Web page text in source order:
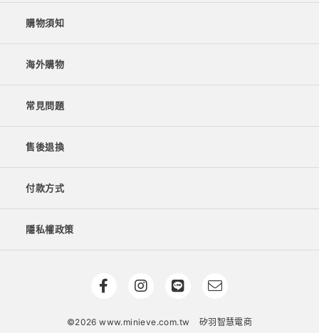
購物須知
海外購物
常見問題
售後退換
付款方式
隱私權政策
©2026 www.minieve.com.tw 矽羽智慧電商